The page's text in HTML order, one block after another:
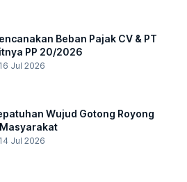
Beban Pajak CV & PT
PP 20/2026
16 Jul 2026
Wujud Gotong Royong
14 Jul 2026